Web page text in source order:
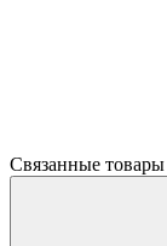
Связанные товары